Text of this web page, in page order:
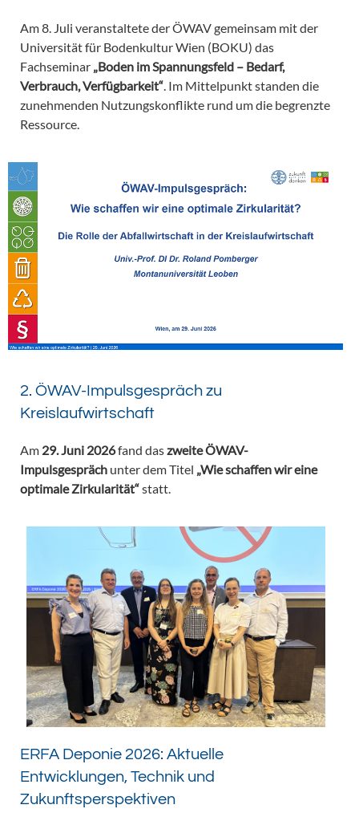
Am 8. Juli veranstaltete der ÖWAV gemeinsam mit der
Universität für Bodenkultur Wien (BOKU) das
Fachseminar „Boden im Spannungsfeld – Bedarf,
Verbrauch, Verfügbarkeit“ . Im Mittelpunkt standen die
zunehmenden Nutzungskonflikte rund um die begrenzte
Ressource.
2. ÖWAV-Impulsgespräch zu
Kreislaufwirtschaft
Am 29. Juni 2026fand daszweite ÖWAV-
Impulsgespräch unter dem Titel „Wie schaffen wir eine
optimale Zirkularität“statt.
ERFA Deponie 2026: Aktuelle
Entwicklungen, Technik und
Zukunftsperspektiven